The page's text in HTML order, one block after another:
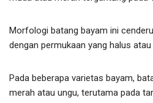
Morfologi batang bayam ini
dengan permukaan yang halus
Pada beberapa varietas bayam,
merah atau ungu, terutama pada